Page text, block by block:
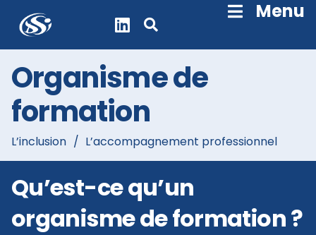
Menu
Organisme de
formation
L’inclusion / L’accompagnement professionnel
Qu’est-ce qu’un
organisme de formation ?